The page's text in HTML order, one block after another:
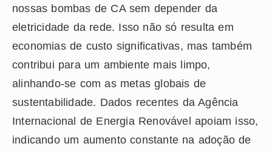
nossas bombas de CA sem depender da
eletricidade da rede. Isso não só resulta em
economias de custo significativas, mas também
contribui para um ambiente mais limpo,
alinhando-se com as metas globais de
sustentabilidade. Dados recentes da Agência
Internacional de Energia Renovável apoiam isso,
indicando um aumento constante na adoção de